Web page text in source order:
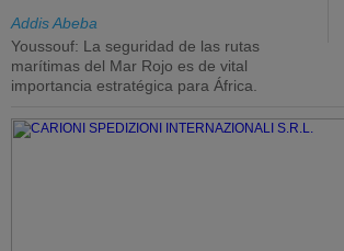
Addis Abeba
Youssouf: La seguridad de las rutas
marítimas del Mar Rojo es de vital
importancia estratégica para África.